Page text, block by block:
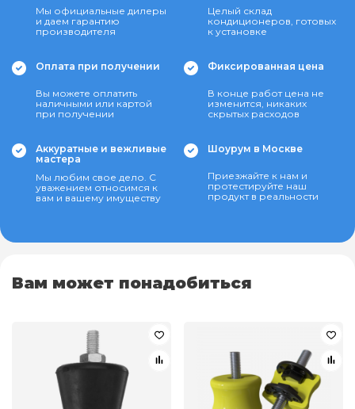
Мы официальные дилеры
и даем гарантию
производителя
Целый склад
кондиционеров, готовых
к установке
Оплата при получении
Вы можете оплатить
наличными или картой
при получении
Фиксированная цена
В конце работ цена не
изменится, никаких
скрытых расходов
Аккуратные и вежливые
мастера
Мы любим свое дело. С
уважением относимся к
вам и вашему имуществу
Шоурум в Москве
Приезжайте к нам и
протестируйте наш
продукт в реальности
Вам может понадобиться